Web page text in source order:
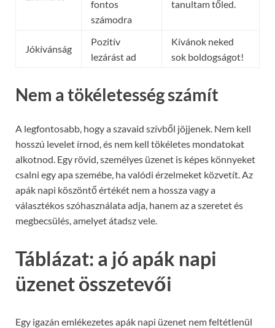
fontos
számodra
tanultam tőled.
Jókívánság
Pozitív
lezárást ad
Kívánok neked
sok boldogságot!
Nem a tökéletesség számít
A legfontosabb, hogy a szavaid szívből jöjjenek. Nem kell
hosszú levelet írnod, és nem kell tökéletes mondatokat
alkotnod. Egy rövid, személyes üzenet is képes könnyeket
csalni egy apa szemébe, ha valódi érzelmeket közvetít. Az
apák napi köszöntő értékét nem a hossza vagy a
választékos szóhasználata adja, hanem az a szeretet és
megbecsülés, amelyet átadsz vele.
Táblázat: a jó apák napi
üzenet összetevői
Egy igazán emlékezetes apák napi üzenet nem feltétlenül